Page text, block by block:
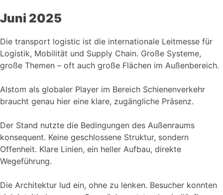
Juni 2025
Die transport logistic ist die internationale Leitmesse für
Logistik, Mobilität und Supply Chain. Große Systeme,
große Themen – oft auch große Flächen im Außenbereich.
Alstom als globaler Player im Bereich Schienenverkehr
braucht genau hier eine klare, zugängliche Präsenz.
Der Stand nutzte die Bedingungen des Außenraums
konsequent. Keine geschlossene Struktur, sondern
Offenheit. Klare Linien, ein heller Aufbau, direkte
Wegeführung.
Die Architektur lud ein, ohne zu lenken. Besucher konnten